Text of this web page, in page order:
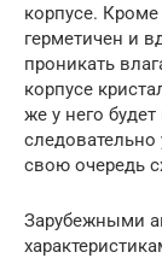
корпусе. Кроме
герметичен и
проникать
корпусе
же у него
следовательно
свою очередь
Зарубежными